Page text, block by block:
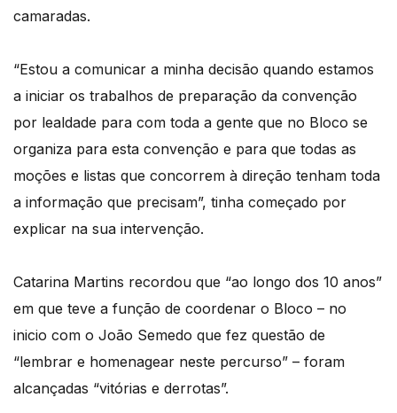
camaradas.
“Estou a comunicar a minha decisão quando estamos
a iniciar os trabalhos de preparação da convenção
por lealdade para com toda a gente que no Bloco se
organiza para esta convenção e para que todas as
moções e listas que concorrem à direção tenham toda
a informação que precisam”, tinha começado por
explicar na sua intervenção.
Catarina Martins recordou que “ao longo dos 10 anos”
em que teve a função de coordenar o Bloco – no
inicio com o João Semedo que fez questão de
“lembrar e homenagear neste percurso” – foram
alcançadas “vitórias e derrotas”.